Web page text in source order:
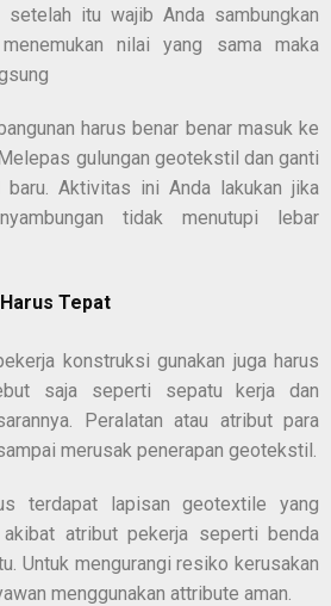
itu wajib Anda sambungkan
nilai yang sama maka
harus benar benar masuk ke
gulungan geotekstil dan ganti
baru. Aktivitas ini Anda lakukan jika
tidak menutupi lebar
Tepat
konstruksi gunakan juga harus
saja seperti sepatu kerja dan
Peralatan atau atribut para
merusak penerapan geotekstil.
terdapat lapisan geotextile yang
akibat atribut pekerja seperti benda
Untuk mengurangi resiko kerusakan
menggunakan attribute aman.